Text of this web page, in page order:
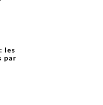
les
par